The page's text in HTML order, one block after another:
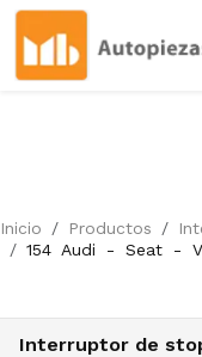
Inicio Productos
154 Audi - Seat -
Interruptor de